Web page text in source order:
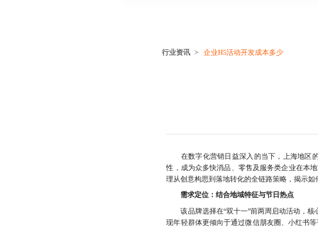
行业资讯 企业H5活动开发成本多少
在数字化营销日益深入的当下，上海地区的
性，成为众多快消品、零售及服务类企业在本
理从创意构思到落地转化的全链路策略，揭示
需求定位：结合地域特征与节日热点
该品牌选择在“双十一”前两周启动活动，核
现年轻群体更倾向于通过微信朋友圈、小红书